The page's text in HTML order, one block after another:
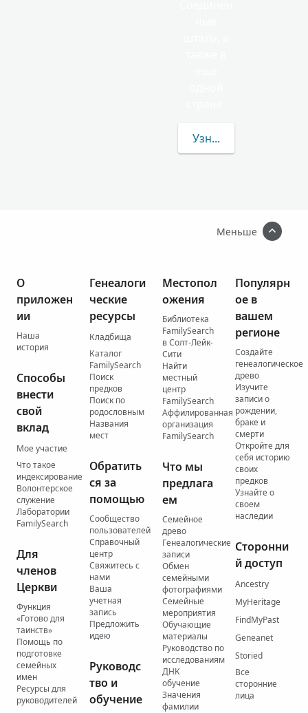
Узнать больше о
Меньше
О
приложен
ии
Наша
история
Способы
внести
свой
вклад
Мое участие
Что такое
индексирование
Волонтерское
служение
Лаборатории
FamilySearch
Для
членов
Церкви
Функция
«Готово для
таинств»
Помощь по
подготовке
семейных
имен
Ресурсы для
руководителей
Генеалоги
ческие
ресурсы
Кладбища
Каталог
FamilySearch
Поиск
предков
Поиск по
родословным
Названия
мест
Обратить
ся за
помощью
Сообщество
пользователей
Справочный
центр
Свяжитесь с
нами
Ваша
учетная
запись
Предложить
идею
Руководс
тво и
обучение
Местопол
ожения
Библиотека
FamilySearch
в Солт-Лейк-
Сити
Найти
местный
центр
FamilySearch
Аффилированная
организация
FamilySearch
Что мы
предлага
ем
Семейное
древо
Генеалогические
записи
Обмен
семейными
фотографиями
Семейные
мероприятия
Обучающие
материалы
Руководство по
исследованиям
ДНК
обучение
Значения
фамилии
Популярн
ое в
вашем
регионе
Создайте
генеалогическое
древо
Изучите
записи о
рождении,
браке и
смерти
Откройте для
себя историю
своих
предков
Узнайте о
своем
наследии
Сторонни
й доступ
Ancestry
MyHeritage
FindMyPast
Geneanet
Storied
Все
сторонние
лица